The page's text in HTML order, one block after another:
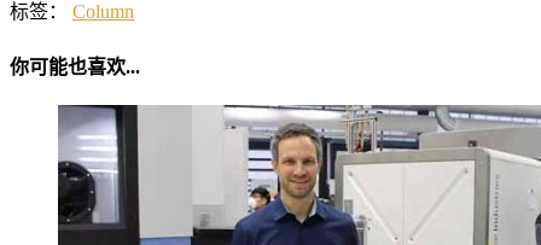
标签： Column
你可能也喜欢...